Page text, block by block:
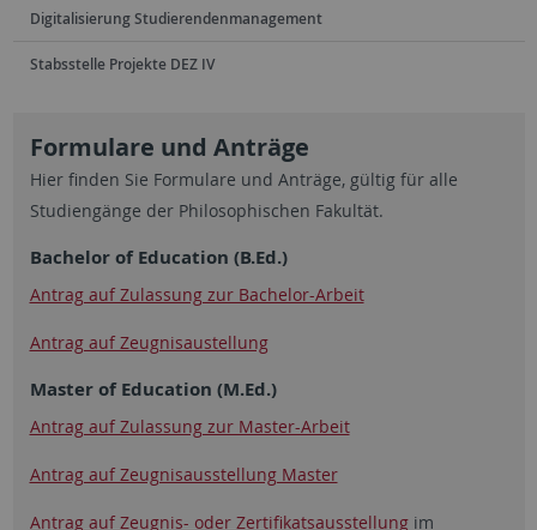
Digitalisierung Studierendenmanagement
Stabsstelle Projekte DEZ IV
Formulare und Anträge
Hier finden Sie Formulare und Anträge, gültig für alle
Studiengänge der Philosophischen Fakultät.
Bachelor of Education (B.Ed.)
Antrag auf Zulassung zur Bachelor-Arbeit
Antrag auf Zeugnisaustellung
Master of Education (M.Ed.)
Antrag auf Zulassung zur Master-Arbeit
Antrag auf Zeugnisausstellung Master
Antrag auf Zeugnis- oder Zertifikatsausstellungim